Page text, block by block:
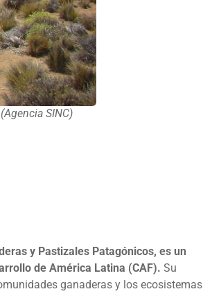
SINC)
y Pastizales Patagónicos, es un
de América Latina (CAF). Su
ganaderas y los ecosistemas